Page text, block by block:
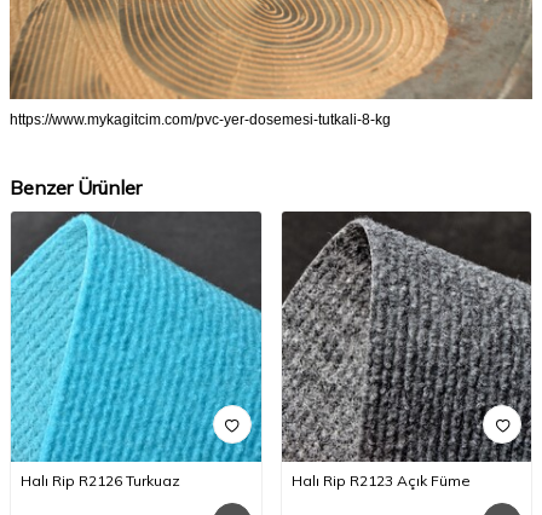
https://www.mykagitcim.com/pvc-yer-dosemesi-tutkali-8-kg
Benzer Ürünler
Halı Rip R2126 Turkuaz Halı Rip R2123 Açık Füme